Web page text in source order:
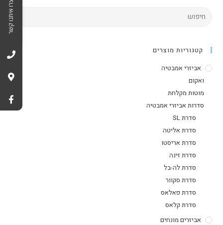
קטגוריות מוצרים
אביזרי אמבטיה
ואקום
מוטות מקלחת
סדרות אביזרי אמבטיה
סדרת SL
סדרת אליטה
סדרת אריסטו
סדרת זינה
סדרת לה-בל
סדרת סקוור
סדרת פאלאס
סדרת קלאס
אביזרים מונחים
צרו איתנו קשר